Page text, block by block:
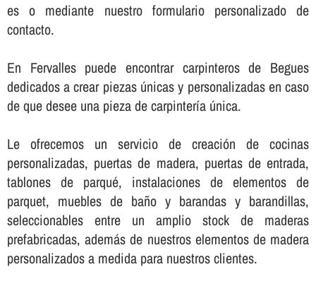
es o mediante nuestro formulario personalizado de
contacto.
En Fervalles puede encontrar carpinteros de Begues
dedicados a crear piezas únicas y personalizadas en caso
de que desee una pieza de carpinterí­a única.
Le ofrecemos un servicio de creación de cocinas
personalizadas, puertas de madera, puertas de entrada,
tablones de parqué, instalaciones de elementos de
parquet, muebles de baño y barandas y barandillas,
seleccionables entre un amplio stock de maderas
prefabricadas, además de nuestros elementos de madera
personalizados a medida para nuestros clientes.